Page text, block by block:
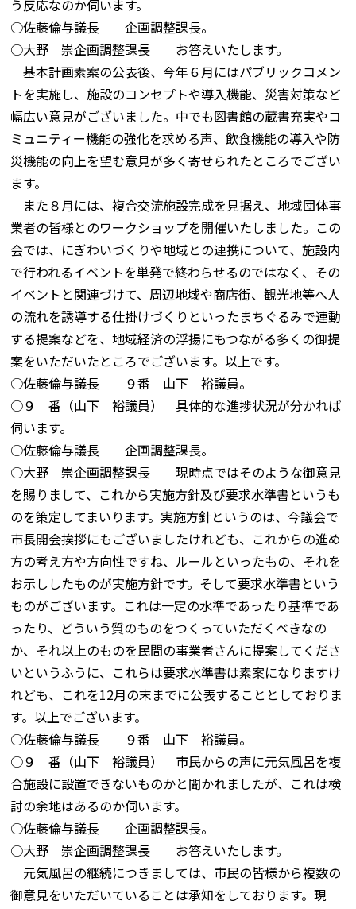
う反応なのか伺います。
○佐藤倫与議長 企画調整課長。
○大野 崇企画調整課長 お答えいたします。
基本計画素案の公表後、今年６月にはパブリックコメン
トを実施し、施設のコンセプトや導入機能、災害対策など
幅広い意見がございました。中でも図書館の蔵書充実やコ
ミュニティー機能の強化を求める声、飲食機能の導入や防
災機能の向上を望む意見が多く寄せられたところでござい
ます。
また８月には、複合交流施設完成を見据え、地域団体事
業者の皆様とのワークショップを開催いたしました。この
会では、にぎわいづくりや地域との連携について、施設内
で行われるイベントを単発で終わらせるのではなく、その
イベントと関連づけて、周辺地域や商店街、観光地等へ人
の流れを誘導する仕掛けづくりといったまちぐるみで連動
する提案などを、地域経済の浮揚にもつながる多くの御提
案をいただいたところでございます。以上です。
○佐藤倫与議長 ９番 山下 裕議員。
○９ 番（山下 裕議員） 具体的な進捗状況が分かれば
伺います。
○佐藤倫与議長 企画調整課長。
○大野 崇企画調整課長 現時点ではそのような御意見
を賜りまして、これから実施方針及び要求水準書というも
のを策定してまいります。実施方針というのは、今議会で
市長開会挨拶にもございましたけれども、これからの進め
方の考え方や方向性ですね、ルールといったもの、それを
お示ししたものが実施方針です。そして要求水準書という
ものがございます。これは一定の水準であったり基準であ
ったり、どういう質のものをつくっていただくべきなの
か、それ以上のものを民間の事業者さんに提案してくださ
いというふうに、これらは要求水準書は素案になりますけ
れども、これを12月の末までに公表することとしておりま
す。以上でございます。
○佐藤倫与議長 ９番 山下 裕議員。
○９ 番（山下 裕議員） 市民からの声に元気風呂を複
合施設に設置できないものかと聞かれましたが、これは検
討の余地はあるのか伺います。
○佐藤倫与議長 企画調整課長。
○大野 崇企画調整課長 お答えいたします。
元気風呂の継続につきましては、市民の皆様から複数の
御意見をいただいていることは承知をしております。現